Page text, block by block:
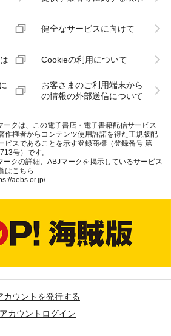
健全なサービスに向けて
Cookieの利用について
お客さまのご利用端末から
の情報の外部送信について
ークは、この電子書店・電子書籍配信サービス
作権者からコンテンツ使用許諾を得た正規版配
ビスであることを示す登録商標（登録番号 第
号）です。
ークの詳細、ABJマークを掲示しているサービス
はこちら
aebs.or.jp/
カウントを発行する
カウントログイン